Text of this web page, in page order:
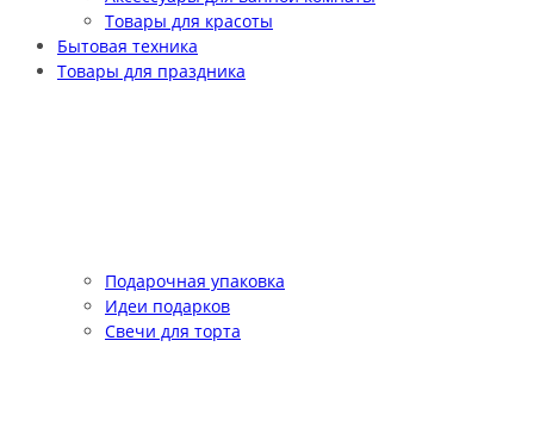
Товары для красоты
Бытовая техника
Товары для праздника
Подарочная упаковка
Идеи подарков
Свечи для торта